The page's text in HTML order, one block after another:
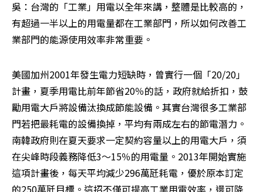
吳：台灣的「工業」用電以全年來講，整體是比較高的，
有超過一半以上的用電量都在工業部門，所以如何改善工
業部門的能源使用效率非常重要。
美國加州2001年發生電力短缺時，曾實行一個「20/20」
計畫，夏季用電比前年節省20％的話，政府就給折扣，鼓
勵用電大戶將設備汰換成節能設備。其實台灣很多工業部
門若把最耗電的設備換掉，平均有兩成左右的節電潛力。
南韓政府則在夏天要求一定契約容量以上的用電大戶，須
在尖峰時段義務降低3～15％的用電量。2013年開始實施
這項計畫後，每天平均減少296萬瓩耗電，優於原本訂定
的250萬瓩目標。這招不僅可提高工業用電效率，還可降